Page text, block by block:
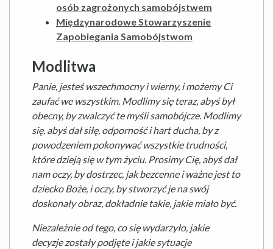
osób zagrożonych samobójstwem
Międzynarodowe Stowarzyszenie
Zapobiegania Samobójstwom
Modlitwa
Panie, jesteś wszechmocny i wierny, i możemy Ci
zaufać we wszystkim. Modlimy się teraz, abyś był
obecny, by zwalczyć te myśli samobójcze. Modlimy
się, abyś dał siłę, odporność i hart ducha, by z
powodzeniem pokonywać wszystkie trudności,
które dzieją się w tym życiu. Prosimy Cię, abyś dał
nam oczy, by dostrzec, jak bezcenne i ważne jest to
dziecko Boże, i oczy, by stworzyć je na swój
doskonały obraz, dokładnie takie, jakie miało być.
Niezależnie od tego, co się wydarzyło, jakie
decyzje zostały podjęte i jakie sytuacje